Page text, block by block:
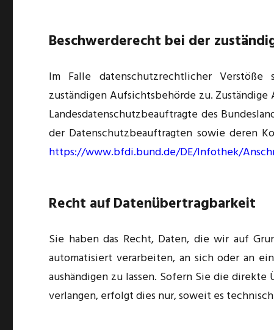
Beschwerderecht bei der
Im Falle datenschutzrechtlicher
zuständigen Aufsichtsbehörde zu.
Landesdatenschutzbeauftragte des
der Datenschutzbeauftragten sowie deren
https://www.bfdi.bund.de/DE/Infothek/
Recht auf Datenübertragbarkeit
Sie haben das Recht, Daten, die wir auf
automatisiert verarbeiten, an sich oder an
aushändigen zu lassen. Sofern Sie die
verlangen, erfolgt dies nur, soweit es